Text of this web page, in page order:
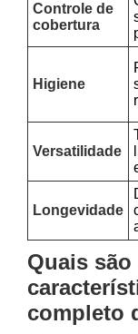
Controle de
cobertura
Higiene
Versatilidade
Longevidade
Quais
completo